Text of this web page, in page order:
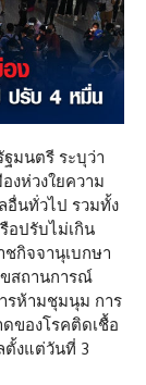
มนตรี ระบุว่า
งห่วงใยความ
นทั่วไป รวมทั้ง
อปรับไม่เกิน
กิจจานุเบกษา
สถานการณ์
รห้ามชุมนุม การ
ของโรคติดเชื้อ
ตั้งแต่วันที่ 3